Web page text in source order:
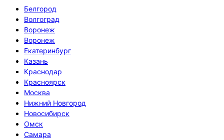
Белгород
Волгоград
Воронеж
Воронеж
Екатеринбург
Казань
Краснодар
Красноярск
Москва
Нижний Новгород
Новосибирск
Омск
Самара